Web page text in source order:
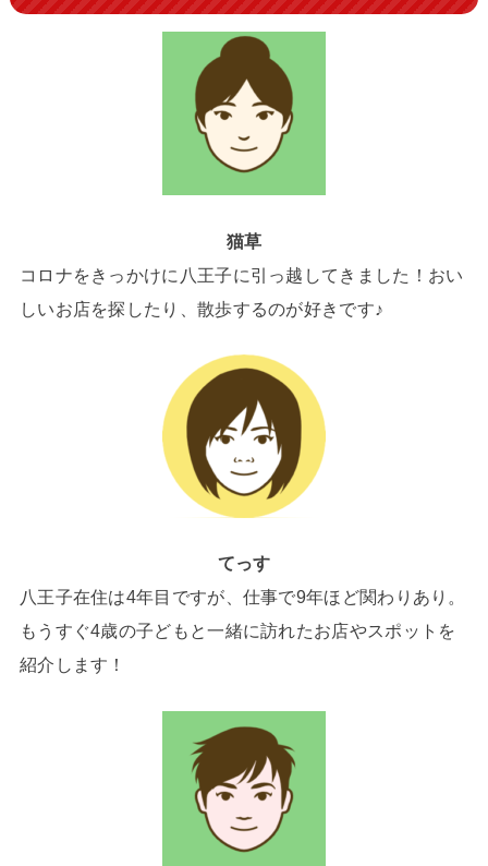
猫草
コロナをきっかけに八王子に引っ越してきました！おい
しいお店を探したり、散歩するのが好きです♪
てっす
八王子在住は4年目ですが、仕事で9年ほど関わりあり。
もうすぐ4歳の子どもと一緒に訪れたお店やスポットを
紹介します！